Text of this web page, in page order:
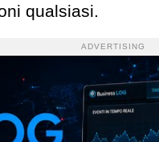
qualsiasi.
ADVERTISING